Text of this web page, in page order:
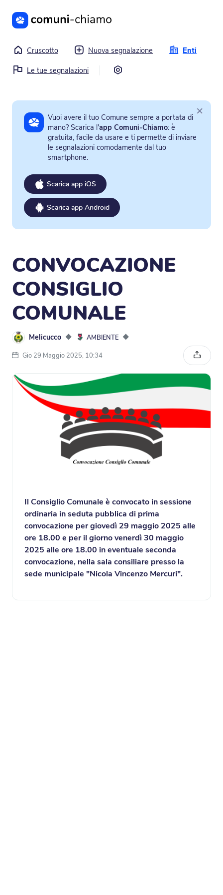
Vai al contenuto principale
Cruscotto Nuova segnalazione
Enti
Le tue segnalazioni
Vuoi avere il tuo Comune sempre a portata di
mano? Scarica l'app Comuni-Chiamo: è
gratuita, facile da usare e ti permette di inviare
le segnalazioni comodamente dal tuo
smartphone.
Scarica app iOS
Scarica app Android
×
CONVOCAZIONE
CONSIGLIO
COMUNALE
Melicucco ◆ AMBIENTE ◆
Gio 29 Maggio 2025, 10:34
Il Consiglio Comunale è convocato in sessione
ordinaria in seduta pubblica di prima
convocazione per giovedì 29 maggio 2025 alle
ore 18.00 e per il giorno venerdì 30 maggio
2025 alle ore 18.00 in eventuale seconda
convocazione, nella sala consiliare presso la
sede municipale "Nicola Vincenzo Mercuri".